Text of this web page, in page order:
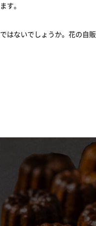
す。
はないでしょうか。花の自販